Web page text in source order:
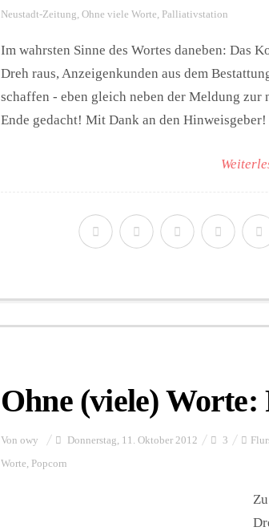
Neustadt-Zeitung, Ohne viele Worte, Palliativstation
Im wahrsten Sinne des Wortes daneben: Das
Dreh raus, Anzeigenkunden aus dem
schaffen - eben gleich neben der Meldung
Ende gedacht! Mit Dank an den Hinweisgeber!
Ohne (viele) Worte:
Von owy Donnerstag, 11. Oktober 2012 3
Worte Popcorn